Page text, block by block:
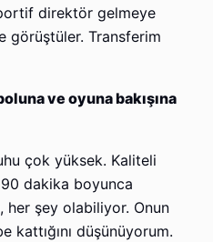
direktör gelmeye
görüştüler. Transferim
ve oyuna bakışına
çok yüksek. Kaliteli
dakika boyunca
her şey olabiliyor. Onun
kattığını düşünüyorum.